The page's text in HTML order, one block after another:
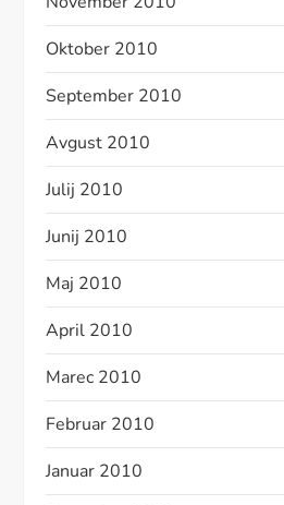
Oktober 2010
September 2010
Avgust 2010
Julij 2010
Junij 2010
Maj 2010
April 2010
Marec 2010
Februar 2010
Januar 2010